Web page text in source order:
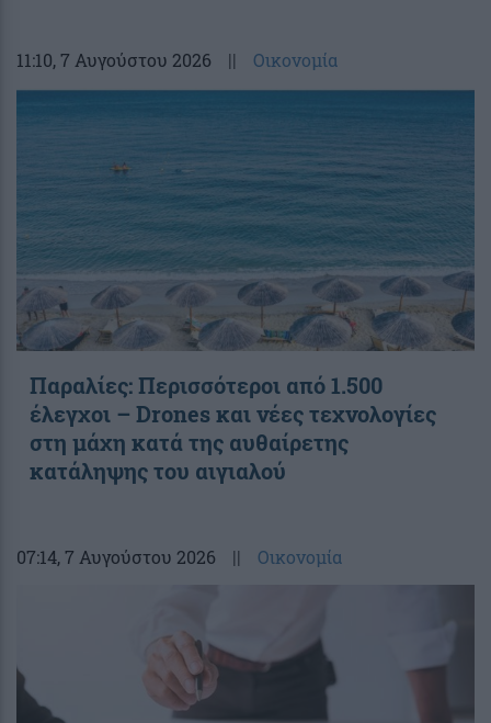
11:10, 7 Αυγούστου 2026 || Οικονομία
Παραλίες: Περισσότεροι από 1.500
έλεγχοι – Drones και νέες τεχνολογίες
στη μάχη κατά της αυθαίρετης
κατάληψης του αιγιαλού
07:14, 7 Αυγούστου 2026 || Οικονομία